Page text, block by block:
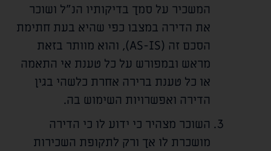
המשכיר על סמך בדיקותיו הנ"ל ושוכר
את הדירה במצבו כפי שהיא בעת חתימת
הסכם זה (AS-IS), והוא מוותר בזאת
מראש ובמפורש על כל טענת אי התאמה
או כל טענת ברירה אחרת כלשהי בגין
הדירה ואפשרויות השימוש בה.
השוכר מצהיר כי ידוע לו כי הדירה
מושכרת לו אך ורק לתקופת השכירות